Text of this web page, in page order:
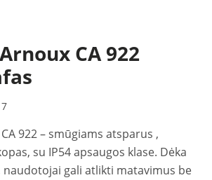
CA 922
922 – smūgiams atsparus ,
su IP54 apsaugos klase. Dėka
naudotojai gali atlikti matavimus be